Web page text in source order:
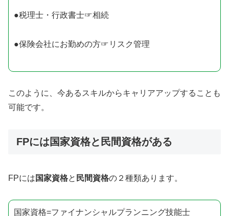
●税理士・行政書士☞相続
●保険会社にお勤めの方☞リスク管理
このように、今あるスキルからキャリアアップすることも
可能です。
FPには国家資格と民間資格がある
FPには 国家資格と 民間資格の２種類あります。
国家資格=ファイナンシャルプランニング技能士